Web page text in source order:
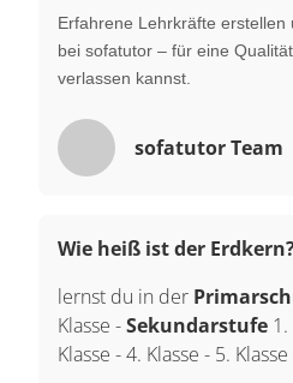
Erfahrene Lehrkräfte erstellen
bei sofatutor – für eine
verlassen kannst.
sofatutor Team
Wie heiß ist der
lernst du in der
Klasse -Sekundarstufe 1.
Klasse -4. Klasse - 5. Klasse